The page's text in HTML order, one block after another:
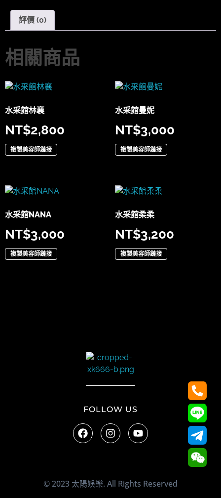
評價 (0)
相關商品
水采館林襄
NT$2,800
複製美容師鏈接
水采館曼妮
NT$3,000
複製美容師鏈接
水采館NANA
NT$3,000
複製美容師鏈接
水采館柔柔
NT$3,200
複製美容師鏈接
FOLLOW US
© 2023 太陽娛樂. All Rights Reserved